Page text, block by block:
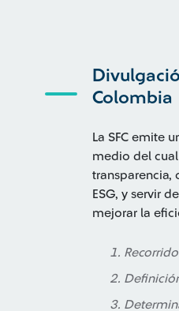
Colombia
La SFC emite
medio del
transparencia,
ESG, y servir
mejorar la